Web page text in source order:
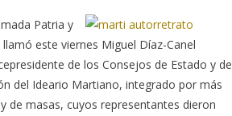
Patria y
este viernes Miguel Díaz-Canel
de los Consejos de Estado y de
del Ideario Martiano, integrado por más
de masas, cuyos representantes dieron